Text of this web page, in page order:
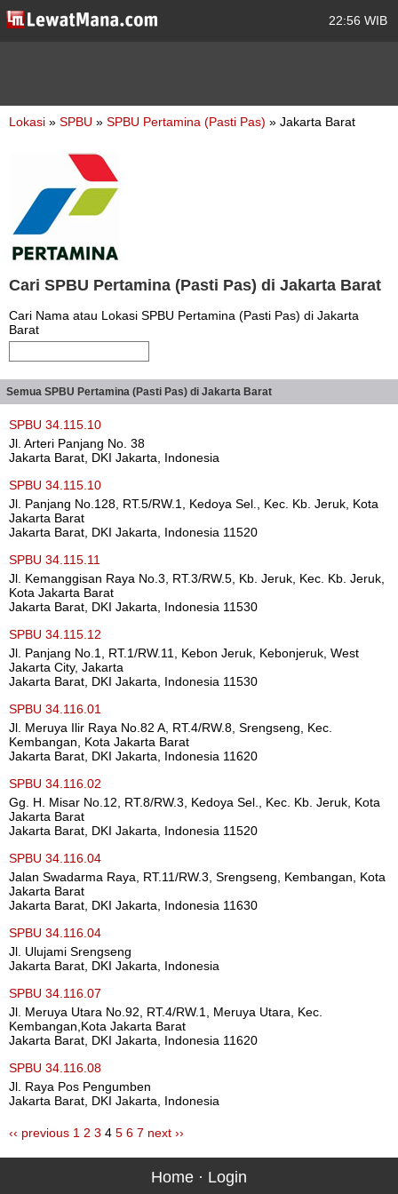
22:56 WIB
Lokasi » SPBU » SPBU Pertamina (Pasti Pas) » Jakarta Barat
Cari SPBU Pertamina (Pasti Pas) di Jakarta Barat
Cari Nama atau Lokasi SPBU Pertamina (Pasti Pas) di Jakarta
Barat
Semua SPBU Pertamina (Pasti Pas) di Jakarta Barat
SPBU 34.115.10
Jl. Arteri Panjang No. 38
Jakarta Barat, DKI Jakarta, Indonesia
SPBU 34.115.10
Jl. Panjang No.128, RT.5/RW.1, Kedoya Sel., Kec. Kb. Jeruk, Kota
Jakarta Barat
Jakarta Barat, DKI Jakarta, Indonesia 11520
SPBU 34.115.11
Jl. Kemanggisan Raya No.3, RT.3/RW.5, Kb. Jeruk, Kec. Kb. Jeruk,
Kota Jakarta Barat
Jakarta Barat, DKI Jakarta, Indonesia 11530
SPBU 34.115.12
Jl. Panjang No.1, RT.1/RW.11, Kebon Jeruk, Kebonjeruk, West
Jakarta City, Jakarta
Jakarta Barat, DKI Jakarta, Indonesia 11530
SPBU 34.116.01
Jl. Meruya Ilir Raya No.82 A, RT.4/RW.8, Srengseng, Kec.
Kembangan, Kota Jakarta Barat
Jakarta Barat, DKI Jakarta, Indonesia 11620
SPBU 34.116.02
Gg. H. Misar No.12, RT.8/RW.3, Kedoya Sel., Kec. Kb. Jeruk, Kota
Jakarta Barat
Jakarta Barat, DKI Jakarta, Indonesia 11520
SPBU 34.116.04
Jalan Swadarma Raya, RT.11/RW.3, Srengseng, Kembangan, Kota
Jakarta Barat
Jakarta Barat, DKI Jakarta, Indonesia 11630
SPBU 34.116.04
Jl. Ulujami Srengseng
Jakarta Barat, DKI Jakarta, Indonesia
SPBU 34.116.07
Jl. Meruya Utara No.92, RT.4/RW.1, Meruya Utara, Kec.
Kembangan,Kota Jakarta Barat
Jakarta Barat, DKI Jakarta, Indonesia 11620
SPBU 34.116.08
Jl. Raya Pos Pengumben
Jakarta Barat, DKI Jakarta, Indonesia
‹‹ previous 1 2 3 4 5 6 7 next ››
Home · Login